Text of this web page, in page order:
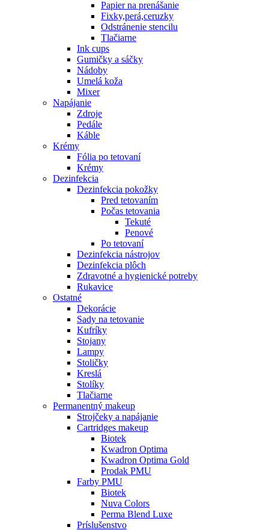
Papier na prenášanie
Fixky,perá,ceruzky
Odstránenie stencilu
Tlačiarne
Ink cups
Gumičky a sáčky
Nádoby
Umelá koža
Mixer
Napájanie
Zdroje
Pedále
Káble
Krémy
Fólia po tetovaní
Krémy
Dezinfekcia
Dezinfekcia pokožky
Pred tetovaním
Počas tetovania
Tekuté
Penové
Po tetovaní
Dezinfekcia nástrojov
Dezinfekcia plôch
Zdravotné a hygienické potreby
Rukavice
Ostatné
Dekorácie
Sady na tetovanie
Kufríky
Stojany
Lampy
Stoličky
Kreslá
Stolíky
Tlačiarne
Permanentný makeup
Strojčeky a napájanie
Cartridges makeup
Biotek
Kwadron Optima
Kwadron Optima Gold
Prodak PMU
Farby PMU
Biotek
Nuva Colors
Perma Blend Luxe
Príslušenstvo